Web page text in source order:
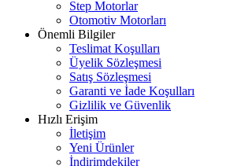
Step Motorlar
Otomotiv Motorları
Önemli Bilgiler
Teslimat Koşulları
Üyelik Sözleşmesi
Satış Sözleşmesi
Garanti ve İade Koşulları
Gizlilik ve Güvenlik
Hızlı Erişim
İletişim
Yeni Ürünler
İndirimdekiler